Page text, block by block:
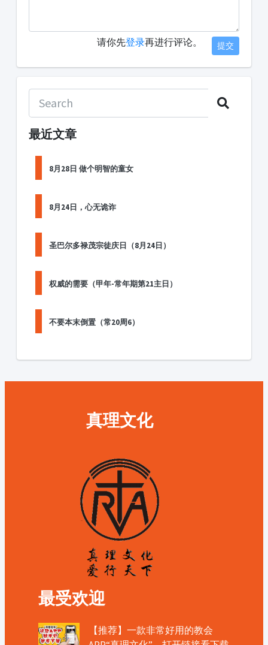
请你先登录再进行评论。 提交
最近文章
8月28日 做个明智的童女
8月24日，心无诡诈
圣巴尔多禄茂宗徒庆日（8月24日）
权威的需要（甲年-常年期第21主日）
不要本末倒置（常20周6）
真理文化
最受欢迎
【推荐】一款非常好用的教会